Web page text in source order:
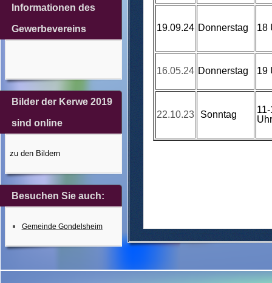
Informationen des
Gewerbevereins
Bilder der Kerwe 2019
sind online
zu den Bildern
Besuchen Sie auch:
Gemeinde Gondelsheim
19.09.24 Donnerstag 18
16.05.24 Donnerstag 19
22.10.23 Sonntag